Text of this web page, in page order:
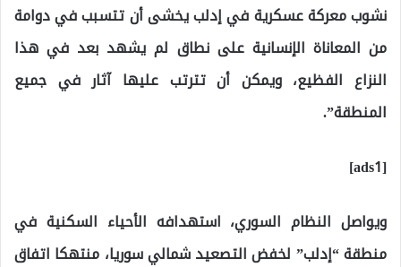
نشوب معركة عسكرية في إدلب يخشى أن تتسبب في دوامة
من المعاناة الإنسانية على نطاق لم يشهد بعد في هذا
النزاع الفظيع، ويمكن أن تترتب عليها آثار في جميع
المنطقة”.
[ads1]
ويواصل النظام السوري، استهدافه الأحياء السكنية في
منطقة “إدلب” لخفض التصعيد شمالي سوريا، منتهكا اتفاق